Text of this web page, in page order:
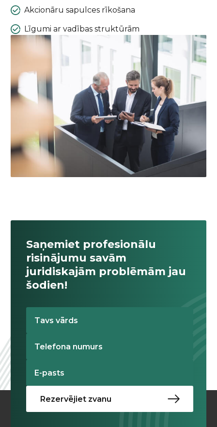
Akcionāru sapulces rīkošana
Līgumi ar vadības struktūrām
Saņemiet profesionālu
risinājumu savām
juridiskajām problēmām jau
šodien!